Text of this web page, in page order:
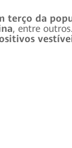
terço da
, entre